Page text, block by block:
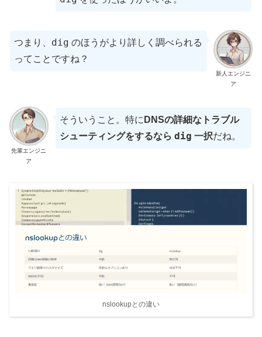
新人エンジニ
ア
つまり、 dig のほうがより詳しく調べられる
ってことですね？
先輩エンジニ
ア
そういうこと。特に DNSの詳細なトラブル
シューティングをするなら dig 一択だね。
nslookupとの違い